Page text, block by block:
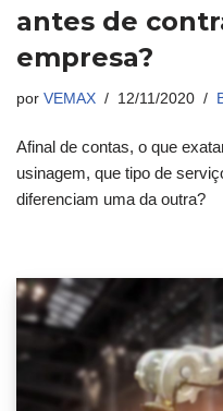
antes de
empresa?
por VEMAX 12/11/2020
Afinal de contas, o que
usinagem, que tipo de
diferenciam uma da outra?